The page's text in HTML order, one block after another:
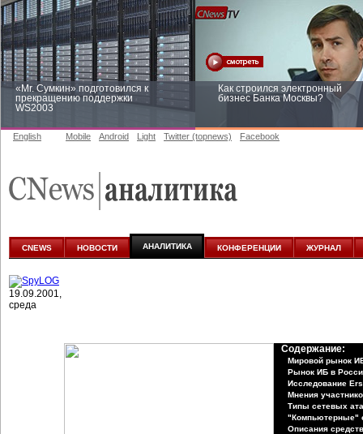
«Mr. Сумкин» подготовился к
прекращению поддержки
WS2003
Как строился электронный
бизнес Банка Москвы?
аналитике
English Mobile Android Light Twitter (topnews) Facebook
CNEWS НОВОСТИ АНАЛИТИКА КОНФЕРЕНЦИИ ЖУРНАЛ
19.09.2001,
среда
Содержание:
Мировой рынок
Рынок ИБ в
Исследование
Мнения
Типы сетевых
"Компьютерные"
Описания